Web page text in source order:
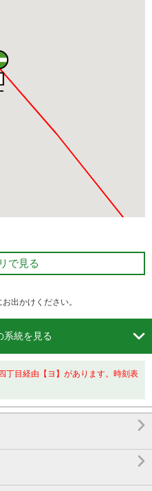
で見る
出かけください。
系統を見る 
丁目経由【ヨ】があります。時刻表

